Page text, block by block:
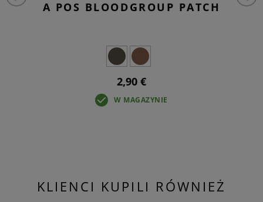
A POS BLOODGROUP PATCH
2,90 €
W MAGAZYNIE
KLIENCI KUPILI RÓWNIEŻ